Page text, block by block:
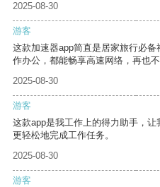
2025-08-30
游客
这款加速器app简直是居家旅行必
作办公，都能畅享高速网络，再也
2025-08-30
游客
这款app是我工作上的得力助手，
更轻松地完成工作任务。
2025-08-30
游客